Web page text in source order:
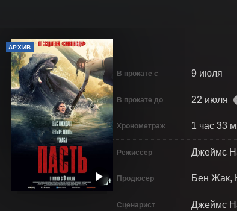
АРХИВ
В прокате с 9 июля
В прокате до 22 июля
Хронометраж 1 час 33
Режиссер Джеймс
Продюсер Бен Жак,
Сценарист Джеймс